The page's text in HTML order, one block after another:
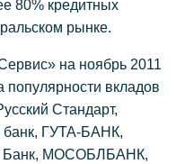
80% кредитных
рынке.
на ноябрь 2011
популярности вкладов
Стандарт,
ГУТА-БАНК,
Банк, МОСОБЛБАНК,